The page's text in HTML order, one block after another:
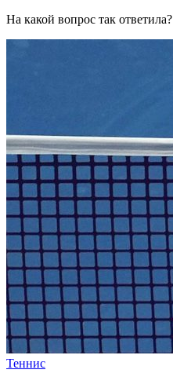
На какой вопрос так ответила?
Теннис